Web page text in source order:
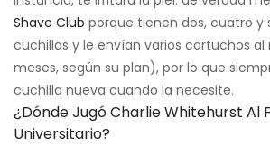
Shave Club porque tienen dos, cuatro y
cuchillas y le envían varios cartuchos
meses, según su plan), por lo que
cuchilla nueva cuando la necesite.
¿Dónde Jugó Charlie Whitehurst Al
Universitario?